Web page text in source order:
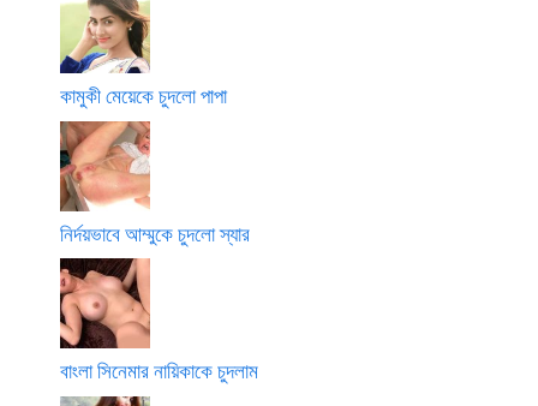
কামুকী মেয়েকে চুদলো পাপা
নির্দয়ভাবে আম্মুকে চুদলো স্যার
বাংলা সিনেমার নায়িকাকে চুদলাম